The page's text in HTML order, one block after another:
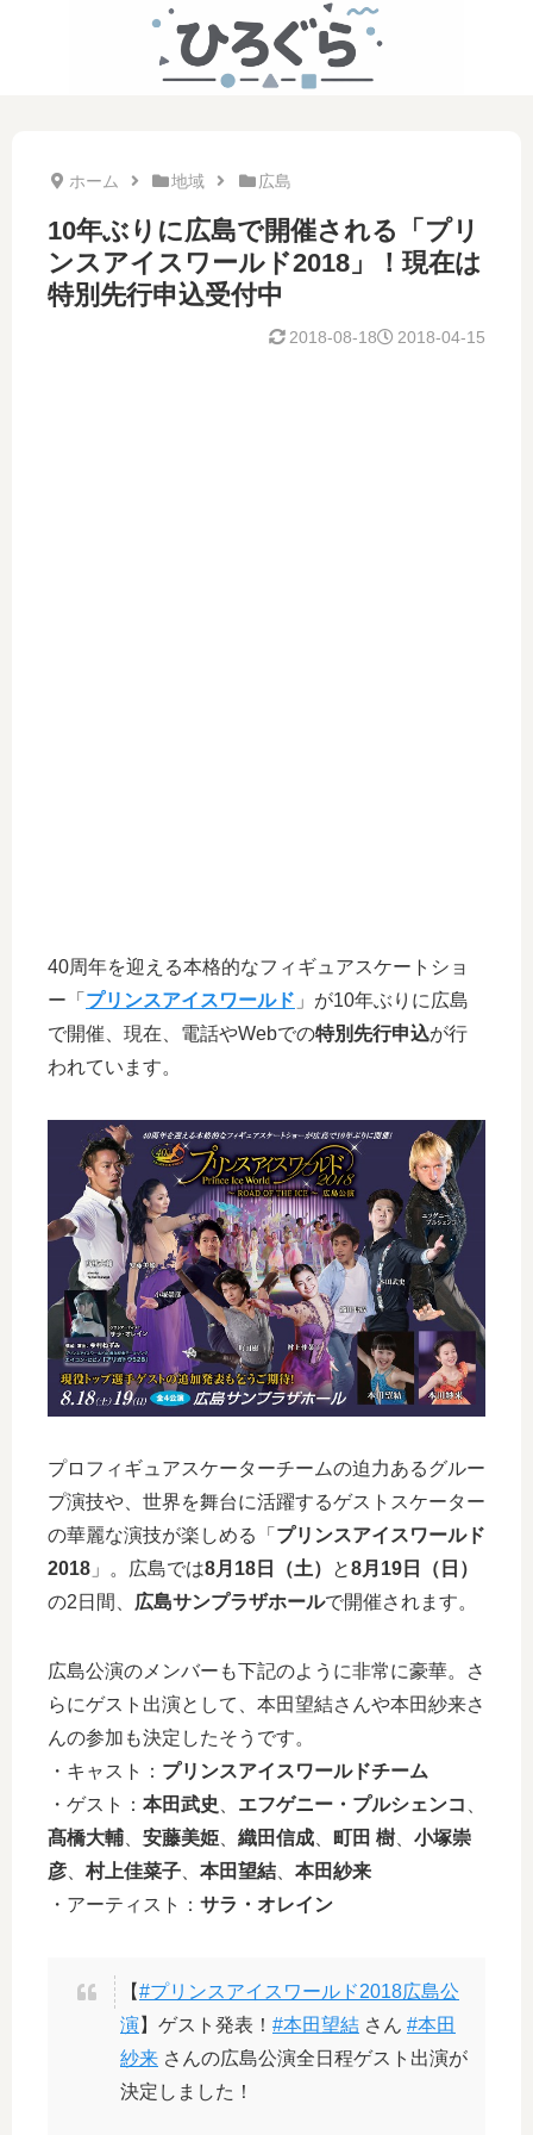
ホーム 地域 広島
10年ぶりに広島で開催される「プリ
ンスアイスワールド2018」！現在は
特別先行申込受付中
2018-04-15
2018-08-18
40周年を迎える本格的なフィギュアスケートショ
ー「 プリンスアイスワールド 」が10年ぶりに広島
で開催、現在、電話やWebでの特別先行申込が行
われています。
プロフィギュアスケーターチームの迫力あるグルー
プ演技や、世界を舞台に活躍するゲストスケーター
の華麗な演技が楽しめる「 プリンスアイスワールド
2018 」。広島では8月18日（土） と8月19日（日）
の2日間、 広島サンプラザホールで開催されます。
広島公演のメンバーも下記のように非常に豪華。さ
らにゲスト出演として、本田望結さんや本田紗来さ
んの参加も決定したそうです。
・キャスト： プリンスアイスワールドチーム
・ゲスト： 本田武史 エフゲニー・プルシェンコ
髙橋大輔
安藤美姫 織田信成 町田 樹
小塚崇
彦
村上佳菜子 本田望結
本田紗来
・アーティスト： サラ・オレイン
【#プリンスアイスワールド2018広島公
演】ゲスト発表！ #本田望結 さん #本田
紗来 さんの広島公演全日程ゲスト出演が
決定しました！